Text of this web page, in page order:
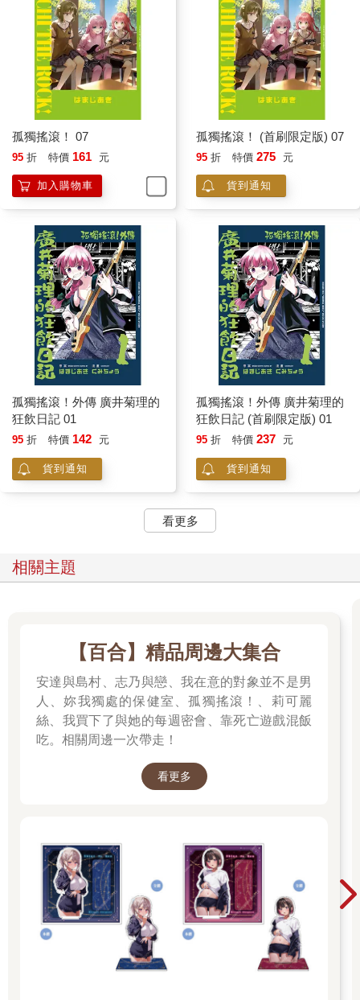
孤獨搖滾！ 07
95 折 特價 161 元
加入購物車
孤獨搖滾！ (首刷限定版) 07
95 折 特價 275 元
貨到通知
孤獨搖滾！外傳 廣井菊理的
狂飲日記 01
95 折 特價 142 元
貨到通知
孤獨搖滾！外傳 廣井菊理的
狂飲日記 (首刷限定版) 01
95 折 特價 237 元
貨到通知
看更多
相關主題
【百合】精品周邊大集合
安達與島村、志乃與戀、我在意的對象並不是男
人、妳我獨處的保健室、孤獨搖滾！、莉可麗
絲、我買下了與她的每週密會、靠死亡遊戲混飯
吃。相關周邊一次帶走！
看更多